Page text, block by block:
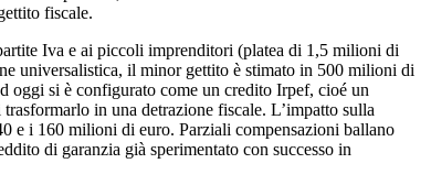
fiscale.
Iva e ai piccoli imprenditori (platea di 1,5 milioni di
universalistica, il minor gettito è stimato in 500 milioni di
oggi si è configurato come un credito Irpef, cioé un
in una detrazione fiscale. L’impatto sulla
e i 160 milioni di euro. Parziali compensazioni ballano
di garanzia già sperimentato con successo in